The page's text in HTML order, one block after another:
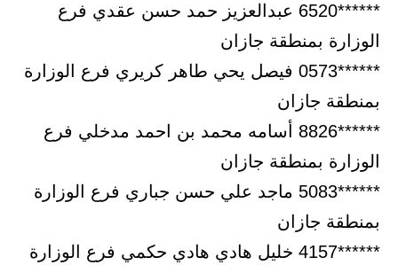
******6520 عبدالعزيز حمد حسن عقدي فرع
الوزارة بمنطقة جازان
******0573 فيصل يحي طاهر كريري فرع الوزارة
بمنطقة جازان
******8826 أسامه محمد بن احمد مدخلي فرع
الوزارة بمنطقة جازان
******5083 ماجد علي حسن جباري فرع الوزارة
بمنطقة جازان
******4157 خليل هادي هادي حكمي فرع الوزارة